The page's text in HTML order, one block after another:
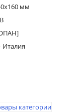
мм
Италия
категории